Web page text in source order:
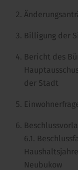
Billigung der
Bericht des
der Stadt
6.1.
Neubukow